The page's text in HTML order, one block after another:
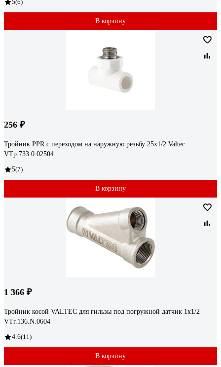
5(6)
В корзину
256 ₽
Тройник PPR с переходом на наружную резьбу 25х1/2 Valtec
VTp.733.0.02504
5(7)
В корзину
1 366 ₽
Тройник косой VALTEC для гильзы под погружной датчик 1х1/2
VTr.136.N.0604
4.6(11)
В корзину